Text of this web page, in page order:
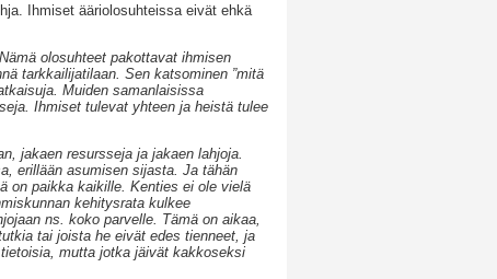
Ihmiset ääriolosuhteissa eivät ehkä
olosuhteet pakottavat ihmisen
tarkkailijatilaan. Sen katsominen ”mitä
Muiden samanlaisissa
Ihmiset tulevat yhteen ja heistä tulee
jakaen resursseja ja jakaen lahjoja.
erillään asumisen sijasta. Ja tähän
on paikka kaikille. Kenties ei ole vielä
kehitysrata kulkee
ns. koko parvelle. Tämä on aikaa,
tai joista he eivät edes tienneet, ja
mutta jotka jäivät kakkoseksi